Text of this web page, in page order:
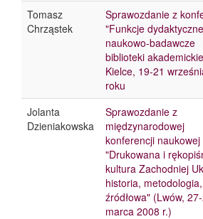
Tomasz
Chrząstek
Sprawozdanie z
"Funkcje
naukowo-badawcze
biblioteki
Kielce, 19-21
roku
Jolanta
Dzieniakowska
Sprawozdanie z
międzynarodowej
konferencji naukowej
"Drukowana i
kultura Zachodniej
historia,
źródłowa" (Lwów,
marca 2008 r.)